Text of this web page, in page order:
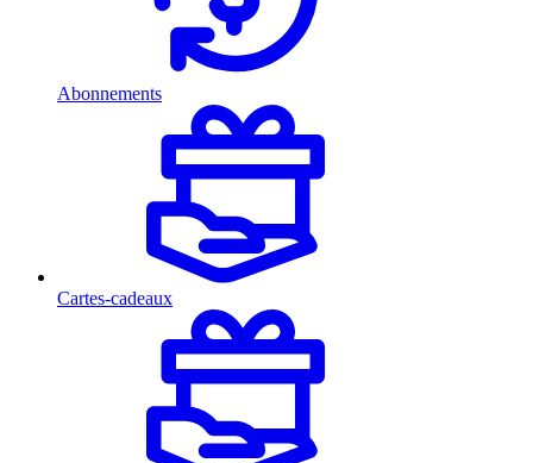
Abonnements
Cartes-cadeaux